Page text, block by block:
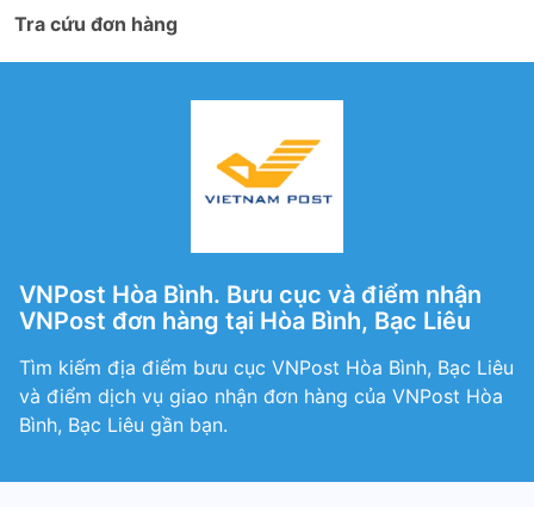
Tra cứu đơn hàng
VNPost Hòa Bình. Bưu cục và điểm nhận
VNPost đơn hàng tại Hòa Bình, Bạc Liêu
Tìm kiếm địa điểm bưu cục VNPost Hòa Bình, Bạc Liêu
và điểm dịch vụ giao nhận đơn hàng của VNPost Hòa
Bình, Bạc Liêu gần bạn.